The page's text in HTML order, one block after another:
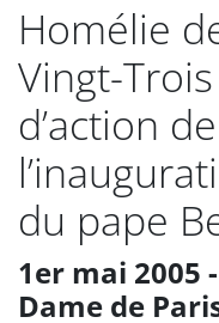
Homélie
Vingt-
d’action
du pape
1er mai 2005
Dame de